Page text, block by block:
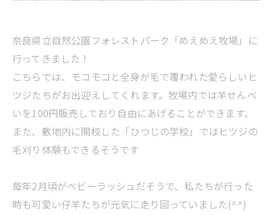
奈良県立自然公園フォレストパーク「めえめえ牧場」に
行ってきました！
こちらでは、モコモコと全身が毛で覆われた愛らしいヒ
ツジたちがお出迎えしてくれます。牧場内では羊せんべ
いを100円販売しており自由にあげることができます。
また、敷地内に開校した「ひつじの学校」ではヒツジの
毛刈り体験もできるそうです
毎年2月頃がベビーラッシュだそうで、私たちが行った
時も可愛い仔羊たちが元気に走り回っていました(^^)